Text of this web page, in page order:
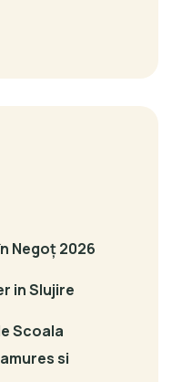
Negoț 2026
in Slujire
Scoala
si